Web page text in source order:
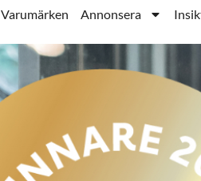
Varumärken Annonsera